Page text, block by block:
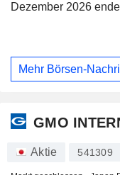
Dezember 2026
Mehr Börsen-
GMO
Aktie 541309